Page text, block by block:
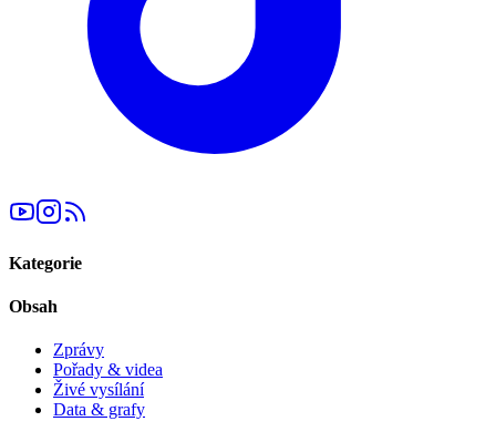
Kategorie
Obsah
Zprávy
Pořady & videa
Živé vysílání
Data & grafy